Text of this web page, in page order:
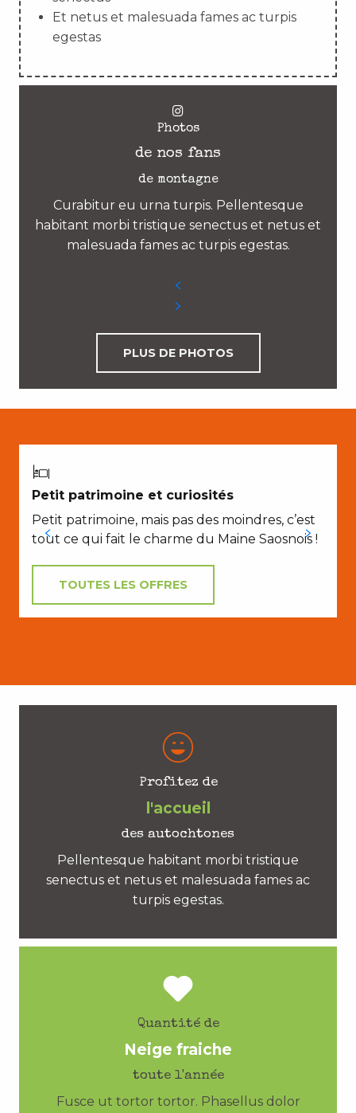
Et netus et malesuada fames ac turpis
egestas
Photos
de nos fans
de montagne
Curabitur eu urna turpis. Pellentesque
habitant morbi tristique senectus et netus et
malesuada fames ac turpis egestas.
PLUS DE PHOTOS
Petit patrimoine et curiosités
Petit patrimoine, mais pas des moindres, c’est
tout ce qui fait le charme du Maine Saosnois !
TOUTES LES OFFRES
Profitez de
l'accueil
des autochtones
Pellentesque habitant morbi tristique
senectus et netus et malesuada fames ac
turpis egestas.
Quantité de
Neige fraiche
toute l'année
Fusce ut tortor tortor. Phasellus dolor